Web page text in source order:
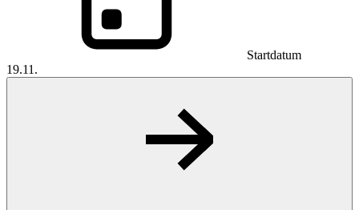
Startdatum
19.11.